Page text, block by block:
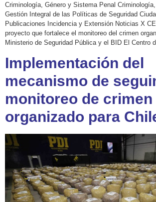
Criminología, Género y Sistema Penal
Gestión Integral de las Políticas de Seguridad
Publicaciones Incidencia y Extensión Noticias X
proyecto que fortalece el monitoreo del crimen
Ministerio de Seguridad Pública y el BID El Centro
Implementación del
mecanismo de
monitoreo de crimen
organizado para